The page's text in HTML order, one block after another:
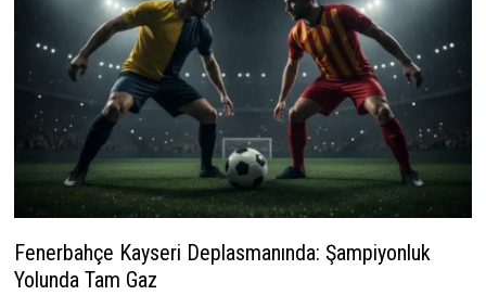
Fenerbahçe Kayseri Deplasmanında: Şampiyonluk
Yolunda Tam Gaz